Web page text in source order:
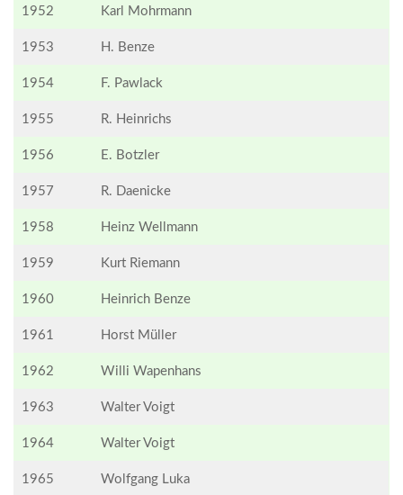
1952 Karl Mohrmann
1953 H. Benze
1954 F. Pawlack
1955 R. Heinrichs
1956 E. Botzler
1957 R. Daenicke
1958 Heinz Wellmann
1959 Kurt Riemann
1960 Heinrich Benze
1961 Horst Müller
1962 Willi Wapenhans
1963 Walter Voigt
1964 Walter Voigt
1965 Wolfgang Luka